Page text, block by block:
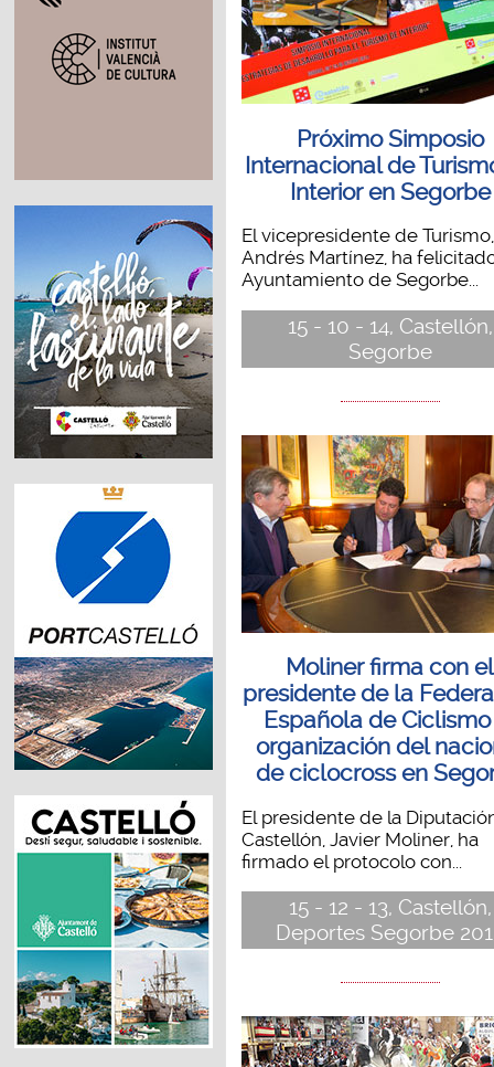
Próximo Simposio
Internacional de
Interior en Segorbe
El vicepresidente de Turismo,
Andrés Martínez, ha
Ayuntamiento de Segorbe...
15 - 10 - 14, Castellón,
Segorbe
Moliner firma con el
presidente de la
Española de
organización del
de ciclocross en
El presidente de la
Castellón, Javier Moliner, ha
firmado el protocolo con...
15 - 12 - 13, Castellón,
Deportes Segorbe